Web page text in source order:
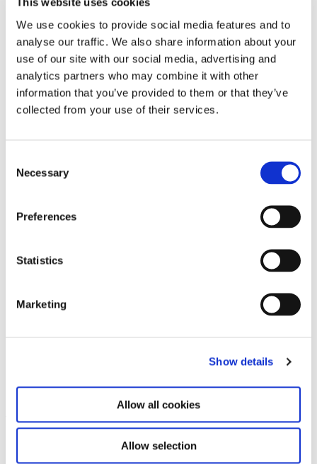
We use cookies to provide social media features and to
analyse our traffic. We also share information about your
use of our site with our social media, advertising and
analytics partners who may combine it with other
information that you’ve provided to them or that they’ve
collected from your use of their services.
Selection
Necessary
Preferences
Statistics
Marketing
Show details
Allow all cookies
Allow selection
Kontakt für Ausstellungskataloge
Für den Versand von Ausstellungskatalogen
Zugehörig
Leave this field empty